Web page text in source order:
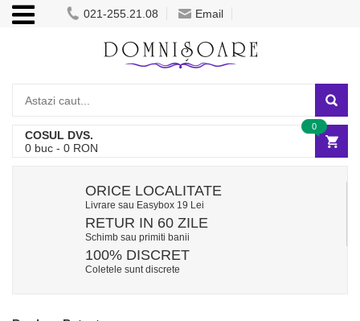
021-255.21.08 Email
COSUL DVS.
0 buc - 0 RON
0
ORICE LOCALITATE
Livrare sau Easybox 19 Lei
RETUR IN 60 ZILE
Schimb sau primiti banii
100% DISCRET
Coletele sunt discrete